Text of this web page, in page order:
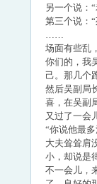
另一个说：
第三个说：
……
场面有些乱
你们的，我
己。那几个
然后吴副局
喜，在吴副
又过了一会
“你说他最
大夫耸耸肩
小，却说是
不一会儿，